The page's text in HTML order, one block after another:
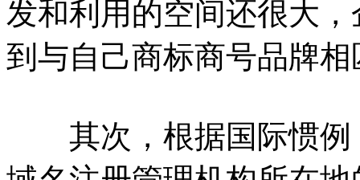
发和利用的空间还很大
到与自己商标商号品牌
其次，根据国际惯例